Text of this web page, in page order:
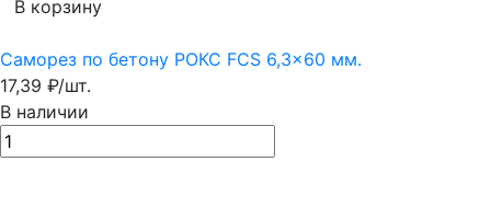
В корзину
Саморез по бетону РОКС FCS 6,3x60 мм.
17,39 ₽/шт.
В наличии